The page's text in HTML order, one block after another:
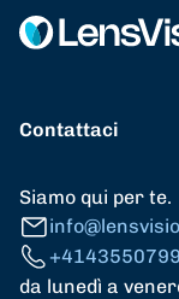
Contattaci
Siamo qui per te.
da lunedì a